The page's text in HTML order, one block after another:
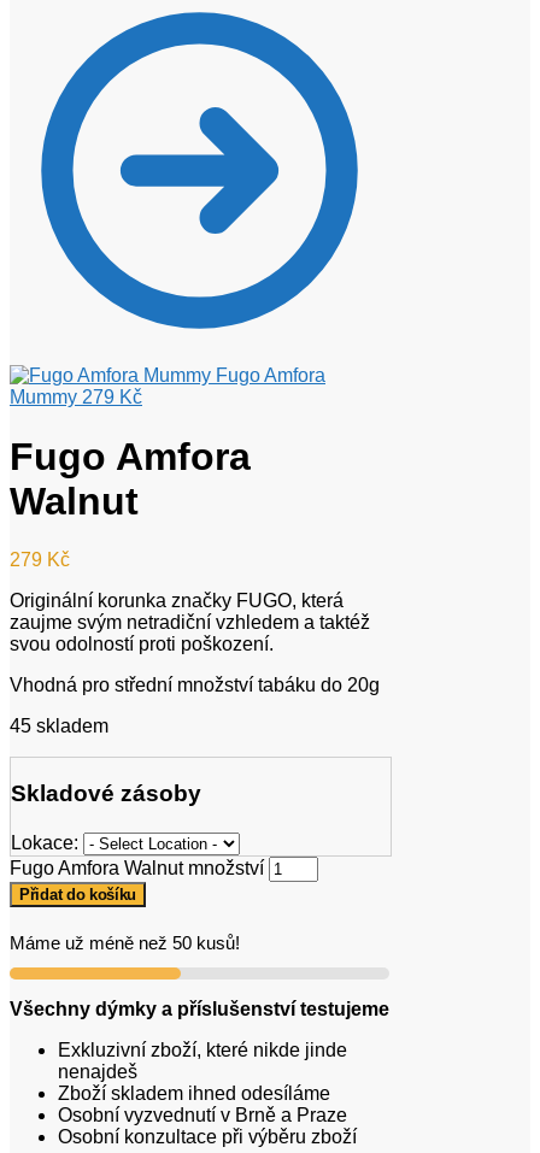
Fugo Amfora
Mummy 279 Kč
Fugo Amfora
Walnut
279 Kč
Originální korunka značky FUGO, která
zaujme svým netradiční vzhledem a taktéž
svou odolností proti poškození.
Vhodná pro střední množství tabáku do 20g
45 skladem
Skladové zásoby
Lokace:
Fugo Amfora Walnut množství
Přidat do košíku
Máme už méně než 50 kusů!
Všechny dýmky a příslušenství testujeme
Exkluzivní zboží, které nikde jinde
nenajdeš
Zboží skladem ihned odesíláme
Osobní vyzvednutí v Brně a Praze
Osobní konzultace při výběru zboží